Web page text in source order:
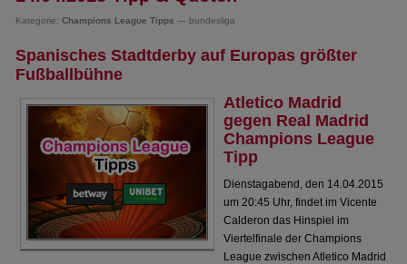
Kategorie:Champions League Tipps — bundesliga
Spanisches Stadtderby auf Europas größter
Fußballbühne
Atletico Madrid
gegen Real Madrid
Champions League
Tipp
Dienstagabend, den 14.04.2015
um 20:45 Uhr, findet im Vicente
Calderon das Hinspiel im
Viertelfinale der Champions
League zwischen Atletico Madrid